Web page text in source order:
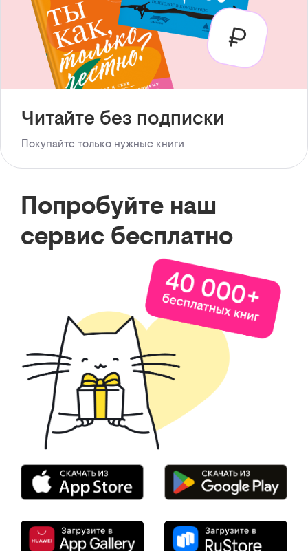
Читайте без подписки
Покупайте только нужные книги
Попробуйте наш
сервис бесплатно